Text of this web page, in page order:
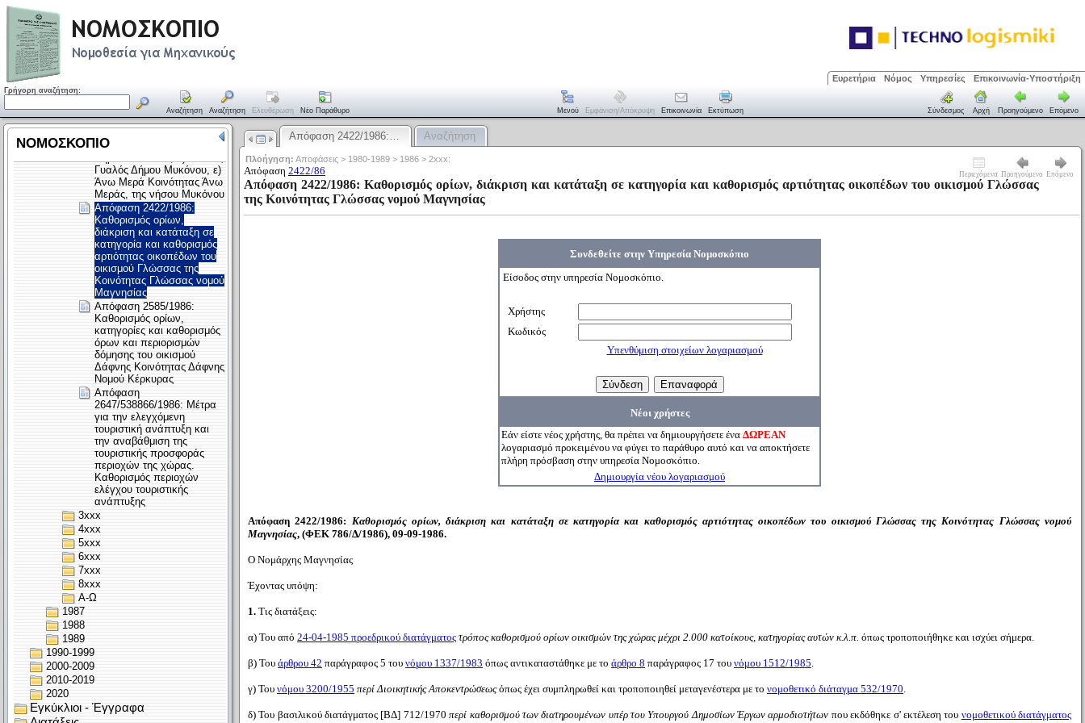
Ευρετήρια Νόμος Υπηρεσίες Επικοινωνία-Υποστήριξη
Γρήγορη αναζήτηση:
Αναζήτηση Αναζήτηση Ελευθέρωση Νέο Παράθυρο Μενού Εμφάνιση/απόκρυψη Επικοινωνία Εκτύπωση Σύνδεσμος Αρχή Προηγούμενο Επόμενο
Απόφαση 2422/1986:… Αναζήτηση